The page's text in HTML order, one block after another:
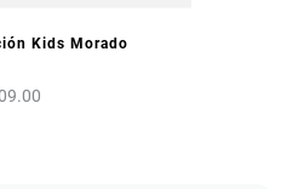
Kids Morado
.00